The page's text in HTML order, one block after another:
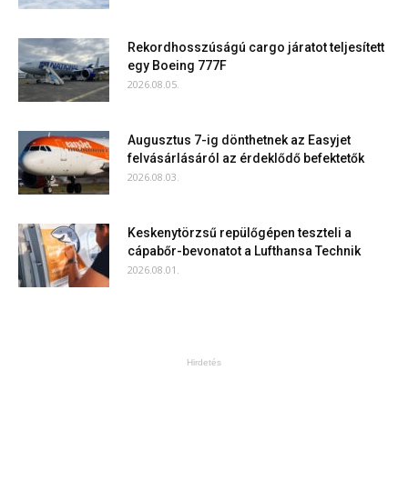
Rekordhosszúságú cargo járatot teljesített
egy Boeing 777F
2026.08.05.
Augusztus 7-ig dönthetnek az Easyjet
felvásárlásáról az érdeklődő befektetők
2026.08.03.
Keskenytörzsű repülőgépen teszteli a
cápabőr-bevonatot a Lufthansa Technik
2026.08.01.
Hirdetés